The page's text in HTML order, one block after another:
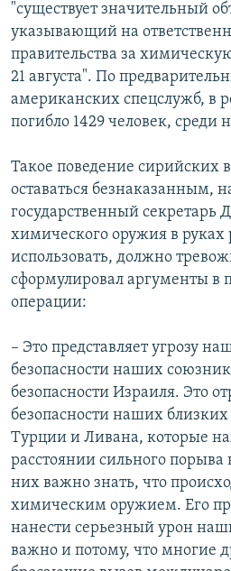
"существует значительный
указывающий на
правительства за
21 августа". По
американских спецслужб, в
погибло 1429 человек, среди
Такое поведение сирийских
оставаться безнаказанным,
государственный
химического оружия в руках
использовать, должно
сформулировал аргументы в
операции:
– Это представляет угрозу
безопасности наших
безопасности Израиля. Это
безопасности наших
Турции и Ливана, которые
расстоянии сильного порыва
них важно знать, что
химическим оружием. Его
нанести серьезный урон
важно и потому, что многие